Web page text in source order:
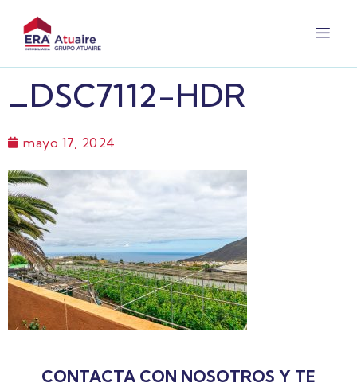
_DSC7112-HDR
mayo 17, 2024
CONTACTA CON NOSOTROS Y TE